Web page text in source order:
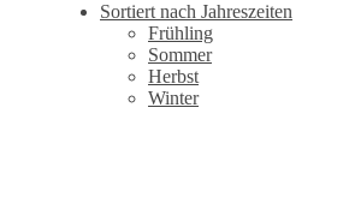
Sortiert nach Jahreszeiten
Frühling
Sommer
Herbst
Winter